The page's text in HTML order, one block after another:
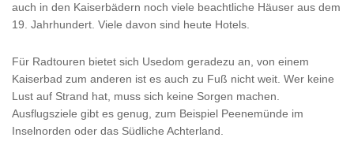
auch in den Kaiserbädern noch viele beachtliche Häuser aus dem
19. Jahrhundert. Viele davon sind heute Hotels.
Für Radtouren bietet sich Usedom geradezu an, von einem
Kaiserbad zum anderen ist es auch zu Fuß nicht weit. Wer keine
Lust auf Strand hat, muss sich keine Sorgen machen.
Ausflugsziele gibt es genug, zum Beispiel Peenemünde im
Inselnorden oder das Südliche Achterland.